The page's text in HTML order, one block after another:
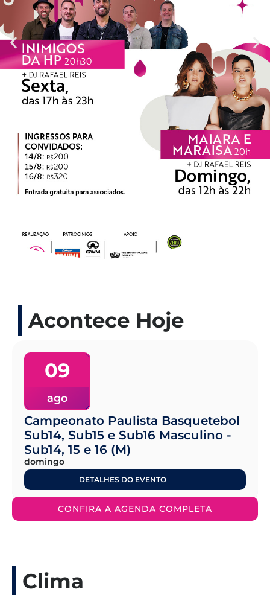
Acontece Hoje
09
ago
Campeonato Paulista Basquetebol
Sub14, Sub15 e Sub16 Masculino -
Sub14, 15 e 16 (M)
domingo
DETALHES DO EVENTO
CONFIRA A AGENDA COMPLETA
Clima